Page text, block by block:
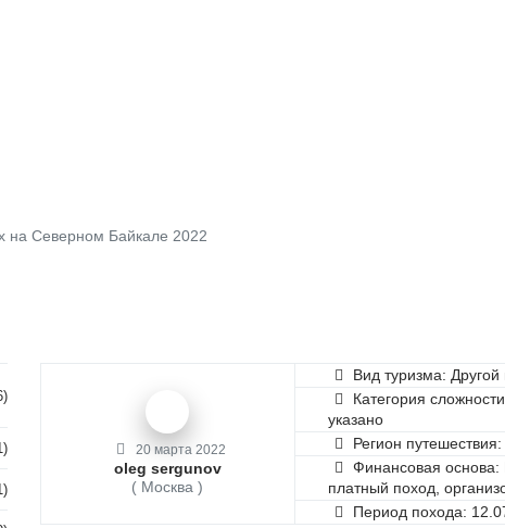
на Северном Байкале 2022
20 марта 2022
oleg sergunov
( Москва )
Вид туризма: Другой
Категория
указано
Регион
Финансовая
платный поход,
Период похода: